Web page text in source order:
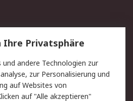
Lieferlösungen
Kontakt
Privatsphäre
andere Technologien zur
zur Personalisierung und
auf Websites von
auf "Alle akzeptieren"